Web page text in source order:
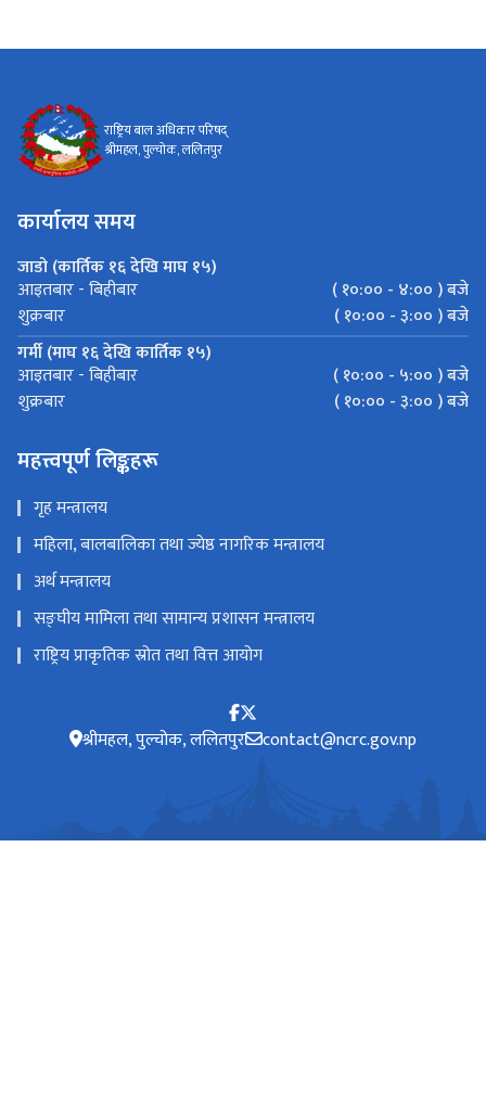
राष्ट्रिय बाल अधिकार परिषद्
श्रीमहल, पुल्चोक, ललितपुर
कार्यालय समय
जाडो (कार्तिक १६ देखि माघ १५)
आइतबार - बिहीबार
( १०:०० - ४:०० ) बजे
शुक्रबार
( १०:०० - ३:०० ) बजे
गर्मी (माघ १६ देखि कार्तिक १५)
आइतबार - बिहीबार
( १०:०० - ५:०० ) बजे
शुक्रबार
( १०:०० - ३:०० ) बजे
महत्त्वपूर्ण लिङ्कहरू
गृह मन्त्रालय
महिला, बालबालिका तथा ज्येष्ठ नागरिक मन्त्रालय
अर्थ मन्त्रालय
सङ्‍घीय मामिला तथा सामान्य प्रशासन मन्त्रालय
राष्ट्रिय प्राकृतिक स्रोत तथा वित्त आयोग
श्रीमहल, पुल्चोक, ललितपुर contact@ncrc.gov.np